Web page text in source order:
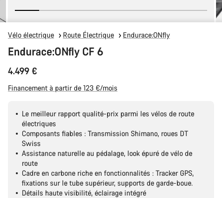
Vélo électrique Route Électrique Endurace:ONfly
Endurace:ONfly CF 6
4.499 €
Financement à partir de 123 €/mois
Le meilleur rapport qualité-prix parmi les vélos de route
électriques
Composants fiables : Transmission Shimano, roues DT
Swiss
Assistance naturelle au pédalage, look épuré de vélo de
route
Cadre en carbone riche en fonctionnalités : Tracker GPS,
fixations sur le tube supérieur, supports de garde-boue.
Détails haute visibilité, éclairage intégré